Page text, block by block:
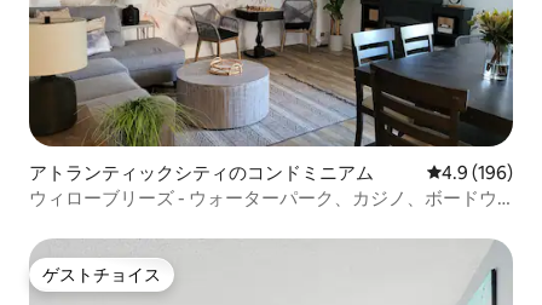
アトランティックシティのコンドミニアム レビュー196
4.9 (196)
ウィローブリーズ - ウォーターパーク、カジノ、ボードウ
ゲストチョイス
ゲストチョイス